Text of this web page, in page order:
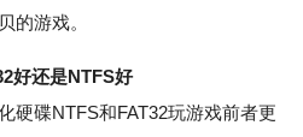
的游戏。
好还是NTFS好
碟NTFS和FAT32玩游戏前者更